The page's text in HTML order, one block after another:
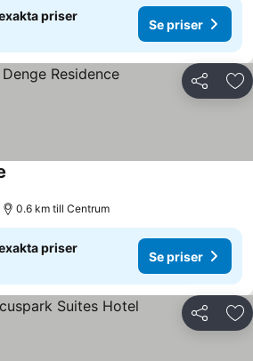
priser
Se priser
Dela
0.6 km till Centrum
priser
Se priser
Dela